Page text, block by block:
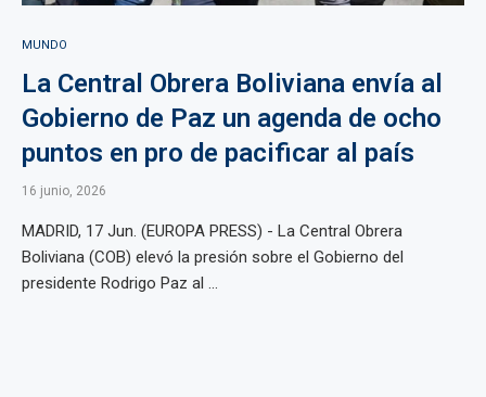
MUNDO
La Central Obrera Boliviana envía al
Gobierno de Paz un agenda de ocho
puntos en pro de pacificar al país
16 junio, 2026
MADRID, 17 Jun. (EUROPA PRESS) - La Central Obrera
Boliviana (COB) elevó la presión sobre el Gobierno del
presidente Rodrigo Paz al ...